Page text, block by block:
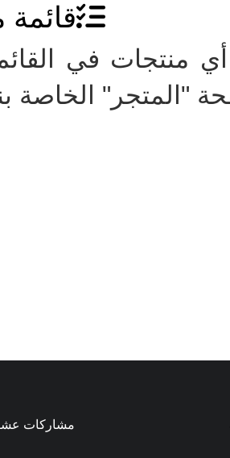
منتجات في
"المتجر" الخاصة
مشاركات